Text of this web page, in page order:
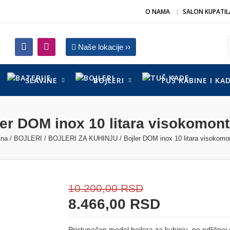
O NAMA SALON
Naše lokacije ››
SLAVINE BOJLERI TUŠ KABINE I
DOM inox 10 litara
/ BOJLERI / BOJLERI ZA KUHINJU / Bojler DOM inox 10 litara
10.200,00RSD
8.466,00 RSD